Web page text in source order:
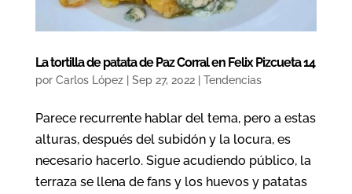
La tortilla de patata de Paz Corral en Felix Pizcueta 14
por Carlos López| Sep 27, 2022| Tendencias
Parece recurrente hablar del tema, pero a estas
alturas, después del subidón y la locura, es
necesario hacerlo. Sigue acudiendo público, la
terraza se llena de fans y los huevos y patatas